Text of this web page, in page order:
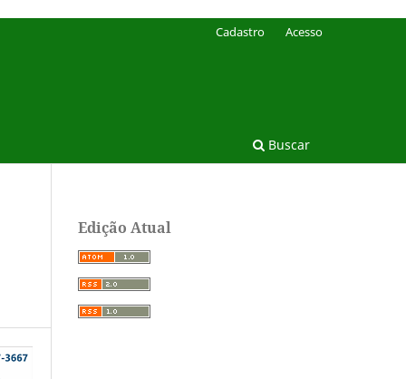
Buscar
Cadastro Acesso
Edição Atual